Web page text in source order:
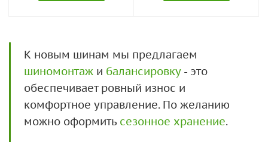
К новым шинам мы предлагаем
шиномонтаж и балансировку- это
обеспечивает ровный износ и
комфортное управление. По желанию
можно оформить сезонное хранение.